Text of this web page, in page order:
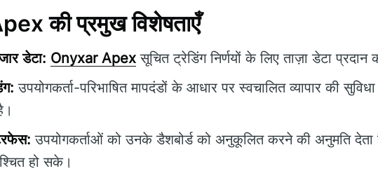
की प्रमुख विशेषताएँ
डेटा: Onyxar Apex सूचित ट्रेडिंग निर्णयों के लिए ताज़ा डेटा प्रदान
उपयोगकर्ता-परिभाषित मापदंडों के आधार पर स्वचालित व्यापार की
उपयोगकर्ताओं को उनके डैशबोर्ड को अनुकूलित करने की अनुमति देता है
हो सके।